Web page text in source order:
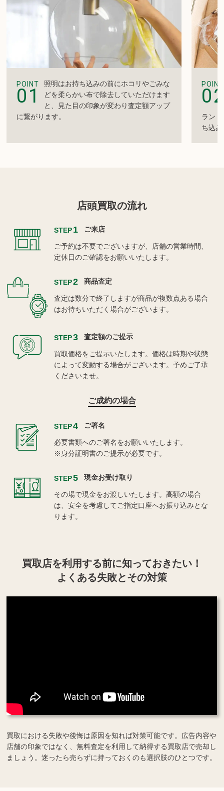
POINT
01
照明はお持ち込みの前にホコリやごみな
どを柔らかい布で除去していただけます
と、見た目の印象が変わり査定額アップ
に繋がります。
POINT
ラン
ち込
店頭買取の流れ
STEP1 ご来店
ご予約は不要でございますが、店舗の営業時間、
定休日のご確認をお願いいたします。
STEP2 商品査定
査定は数分で終了しますが商品が複数点ある場合
はお待ちいただく場合がございます。
STEP3 査定額のご提示
買取価格をご提示いたします。価格は時期や状態
によって変動する場合がございます。予めご了承
くださいませ。
ご成約の場合
STEP4 ご署名
必要書類へのご署名をお願いいたします。
※身分証明書のご提示が必要です。
STEP5 現金お受け取り
その場で現金をお渡しいたします。高額の場合
は、安全を考慮してご指定口座へお振り込みとな
ります。
買取店を利用する前に知っておきたい！
よくある失敗とその対策
買取における失敗や後悔は原因を知れば対策可能です。広告内容や
店舗の印象ではなく、無料査定を利用して納得する買取店で売却し
ましょう。迷ったら売らずに持っておくのも選択肢のひとつです。